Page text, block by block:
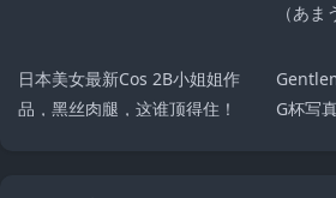
日本美女最新Cos 2B小姐姐作
品，黑丝肉腿，这谁顶得住！
G杯写